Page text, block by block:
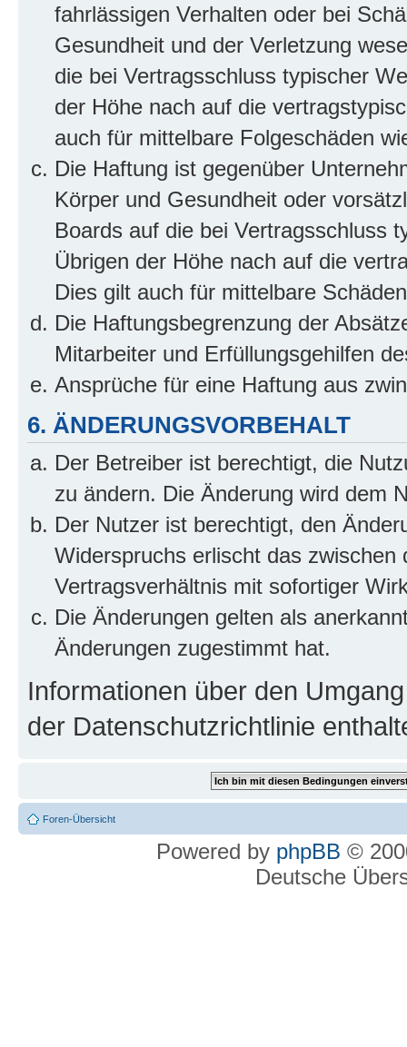
fahrlässigen Verhalten oder bei
Gesundheit und der Verletzung
die bei Vertragsschluss typischer
der Höhe nach auf die
auch für mittelbare Folgeschäden
Die Haftung ist gegenüber
Körper und Gesundheit oder
Boards auf die bei Vertragsschluss
Übrigen der Höhe nach auf die
Dies gilt auch für mittelbare
Die Haftungsbegrenzung der
Mitarbeiter und Erfüllungsgehilfen
Ansprüche für eine Haftung aus
6. ÄNDERUNGSVORBEHALT
Der Betreiber ist berechtigt, die
zu ändern. Die Änderung wird dem
Der Nutzer ist berechtigt, den
Widerspruchs erlischt das
Vertragsverhältnis mit sofortiger
Die Änderungen gelten als
Änderungen zugestimmt hat.
Informationen über den
der Datenschutzrichtlinie
Foren-Übersicht
Powered by phpBB ©
Deutsche